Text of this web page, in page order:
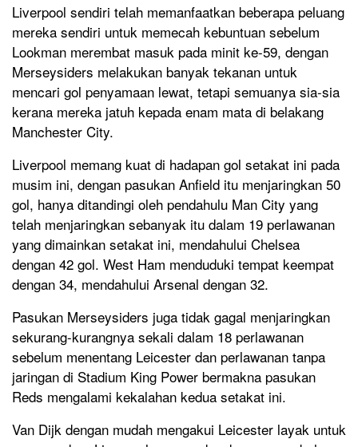
Liverpool sendiri telah memanfaatkan beberapa peluang
mereka sendiri untuk memecah kebuntuan sebelum
Lookman merembat masuk pada minit ke-59, dengan
Merseysiders melakukan banyak tekanan untuk
mencari gol penyamaan lewat, tetapi semuanya sia-sia
kerana mereka jatuh kepada enam mata di belakang
Manchester City.
Liverpool memang kuat di hadapan gol setakat ini pada
musim ini, dengan pasukan Anfield itu menjaringkan 50
gol, hanya ditandingi oleh pendahulu Man City yang
telah menjaringkan sebanyak itu dalam 19 perlawanan
yang dimainkan setakat ini, mendahului Chelsea
dengan 42 gol. West Ham menduduki tempat keempat
dengan 34, mendahului Arsenal dengan 32.
Pasukan Merseysiders juga tidak gagal menjaringkan
sekurang-kurangnya sekali dalam 18 perlawanan
sebelum menentang Leicester dan perlawanan tanpa
jaringan di Stadium King Power bermakna pasukan
Reds mengalami kekalahan kedua setakat ini.
Van Dijk dengan mudah mengakui Leicester layak untuk